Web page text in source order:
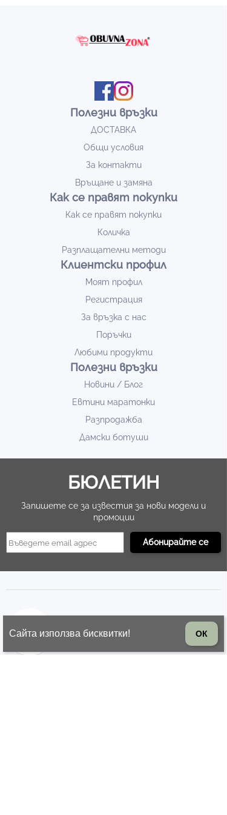
Полезни връзки
ДОСТАВКА
Общи условия
За контакти
Връщане и замяна
Как се правят покупки
Как се правят покупки
Количка
Разплащателни методи
Клиентски профил
Моят профил
Регистрация
За връзка с нас
Поръчки
Любими продукти
Полезни връзки
Новини / Блог
Евтини маратонки
Разпродажба
Дамски ботуши
БЮЛЕТИН
Запишете се за известия за нови модели и
промоции
Подготовка до 1 работен ден
Сайта използва бисквитки! ОК